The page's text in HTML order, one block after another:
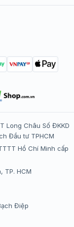
tiêm chủng
Long Châu Số ĐKKD
Đầu tư TPHCM
Hồ Chí Minh cấp
TP. HCM
Điệp